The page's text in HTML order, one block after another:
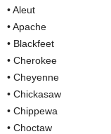
• Aleut
• Apache
• Blackfeet
• Cherokee
• Cheyenne
• Chickasaw
• Chippewa
• Choctaw